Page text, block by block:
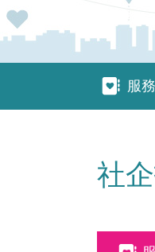
服務類別
服
社